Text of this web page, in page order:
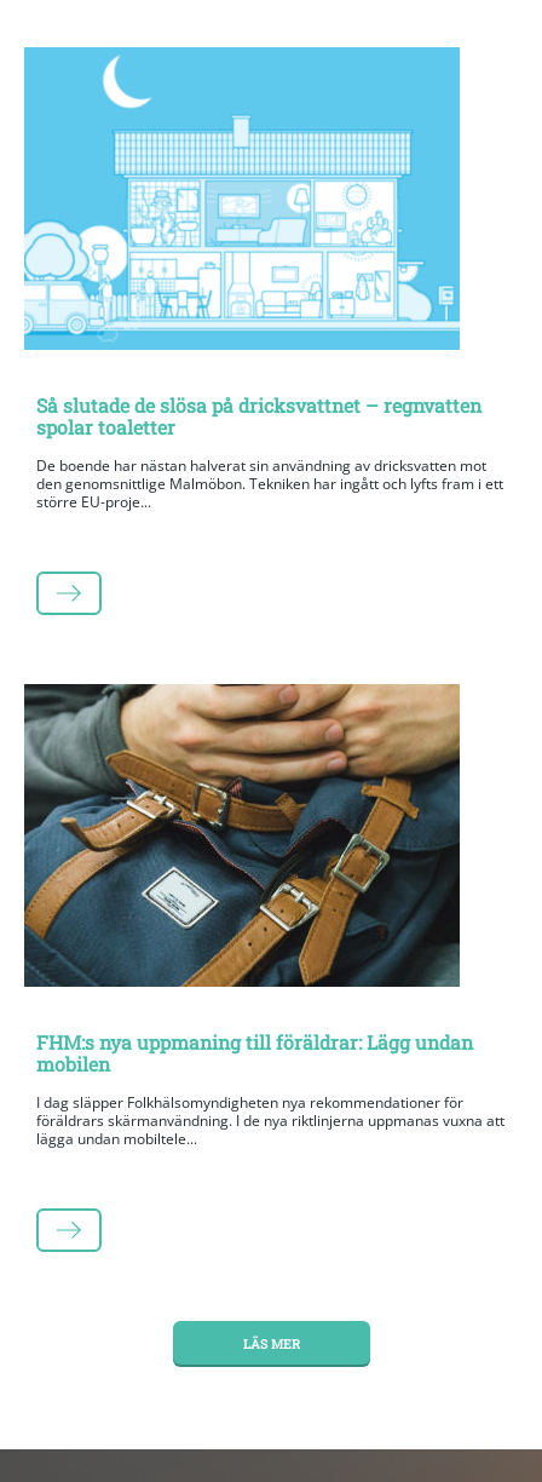
Så slutade de slösa på dricksvattnet – regnvatten
spolar toaletter
De boende har nästan halverat sin användning av dricksvatten mot
den genomsnittlige Malmöbon. Tekniken har ingått och lyfts fram i ett
större EU-proje...
LÄS MER
FHM:s nya uppmaning till föräldrar: Lägg undan
mobilen
I dag släpper Folkhälsomyndigheten nya rekommendationer för
föräldrars skärmanvändning. I de nya riktlinjerna uppmanas vuxna att
lägga undan mobiltele...
LÄS MER
LÄS MER